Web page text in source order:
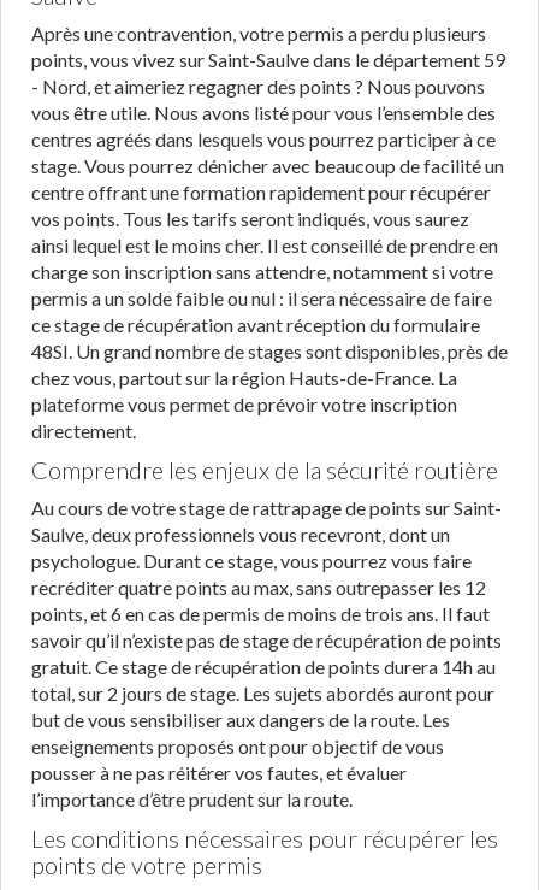
Après une contravention, votre permis a perdu plusieurs
points, vous vivez sur Saint-Saulve dans le département 59
- Nord, et aimeriez regagner des points ? Nous pouvons
vous être utile. Nous avons listé pour vous l’ensemble des
centres agréés dans lesquels vous pourrez participer à ce
stage. Vous pourrez dénicher avec beaucoup de facilité un
centre offrant une formation rapidement pour récupérer
vos points. Tous les tarifs seront indiqués, vous saurez
ainsi lequel est le moins cher. Il est conseillé de prendre en
charge son inscription sans attendre, notamment si votre
permis a un solde faible ou nul : il sera nécessaire de faire
ce stage de récupération avant réception du formulaire
48SI. Un grand nombre de stages sont disponibles, près de
chez vous, partout sur la région Hauts-de-France. La
plateforme vous permet de prévoir votre inscription
directement.
Comprendre les enjeux de la sécurité routière
Au cours de votre stage de rattrapage de points sur Saint-
Saulve, deux professionnels vous recevront, dont un
psychologue. Durant ce stage, vous pourrez vous faire
recréditer quatre points au max, sans outrepasser les 12
points, et 6 en cas de permis de moins de trois ans. Il faut
savoir qu’il n’existe pas de stage de récupération de points
gratuit. Ce stage de récupération de points durera 14h au
total, sur 2 jours de stage. Les sujets abordés auront pour
but de vous sensibiliser aux dangers de la route. Les
enseignements proposés ont pour objectif de vous
pousser à ne pas réitérer vos fautes, et évaluer
l’importance d’être prudent sur la route.
Les conditions nécessaires pour récupérer les
points de votre permis